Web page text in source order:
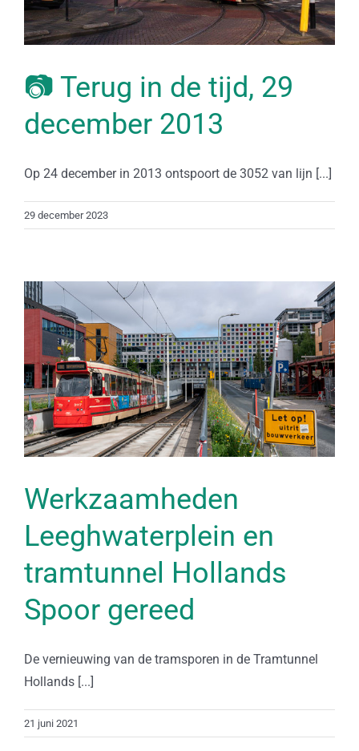
📷 Terug in de tijd, 29
december 2013
Op 24 december in 2013 ontspoort de 3052 van lijn [...]
29 december 2023
Werkzaamheden
Leeghwaterplein en
tramtunnel Hollands
Spoor gereed
De vernieuwing van de tramsporen in de Tramtunnel
Hollands [...]
21 juni 2021